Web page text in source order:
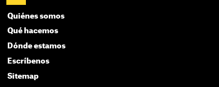
Quiénes somos
Qué hacemos
Dónde estamos
Escríbenos
Sitemap